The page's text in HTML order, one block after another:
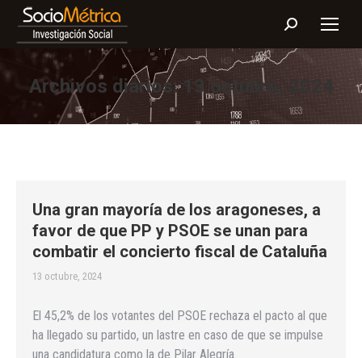
Buscar:
Archivos diarios: 13 octubre, 2024
Una gran mayoría de los aragoneses, a
favor de que PP y PSOE se unan para
combatir el concierto fiscal de Cataluña
13 octubre, 2024
El 45,2% de los votantes del PSOE rechaza el pacto al que
ha llegado su partido, un lastre en caso de que se impulse
una candidatura como la de Pilar Alegría.